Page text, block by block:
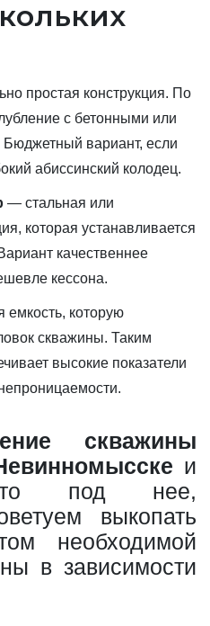
простая конструкция. По
с бетонными или
вариант, если
абиссинский колодец.
— стальная или
которая устанавливается
качественнее
кессона.
емкость, которую
скважины. Таким
высокие показатели
скважины
и
под нее,
выкопать
необходимой
в зависимости